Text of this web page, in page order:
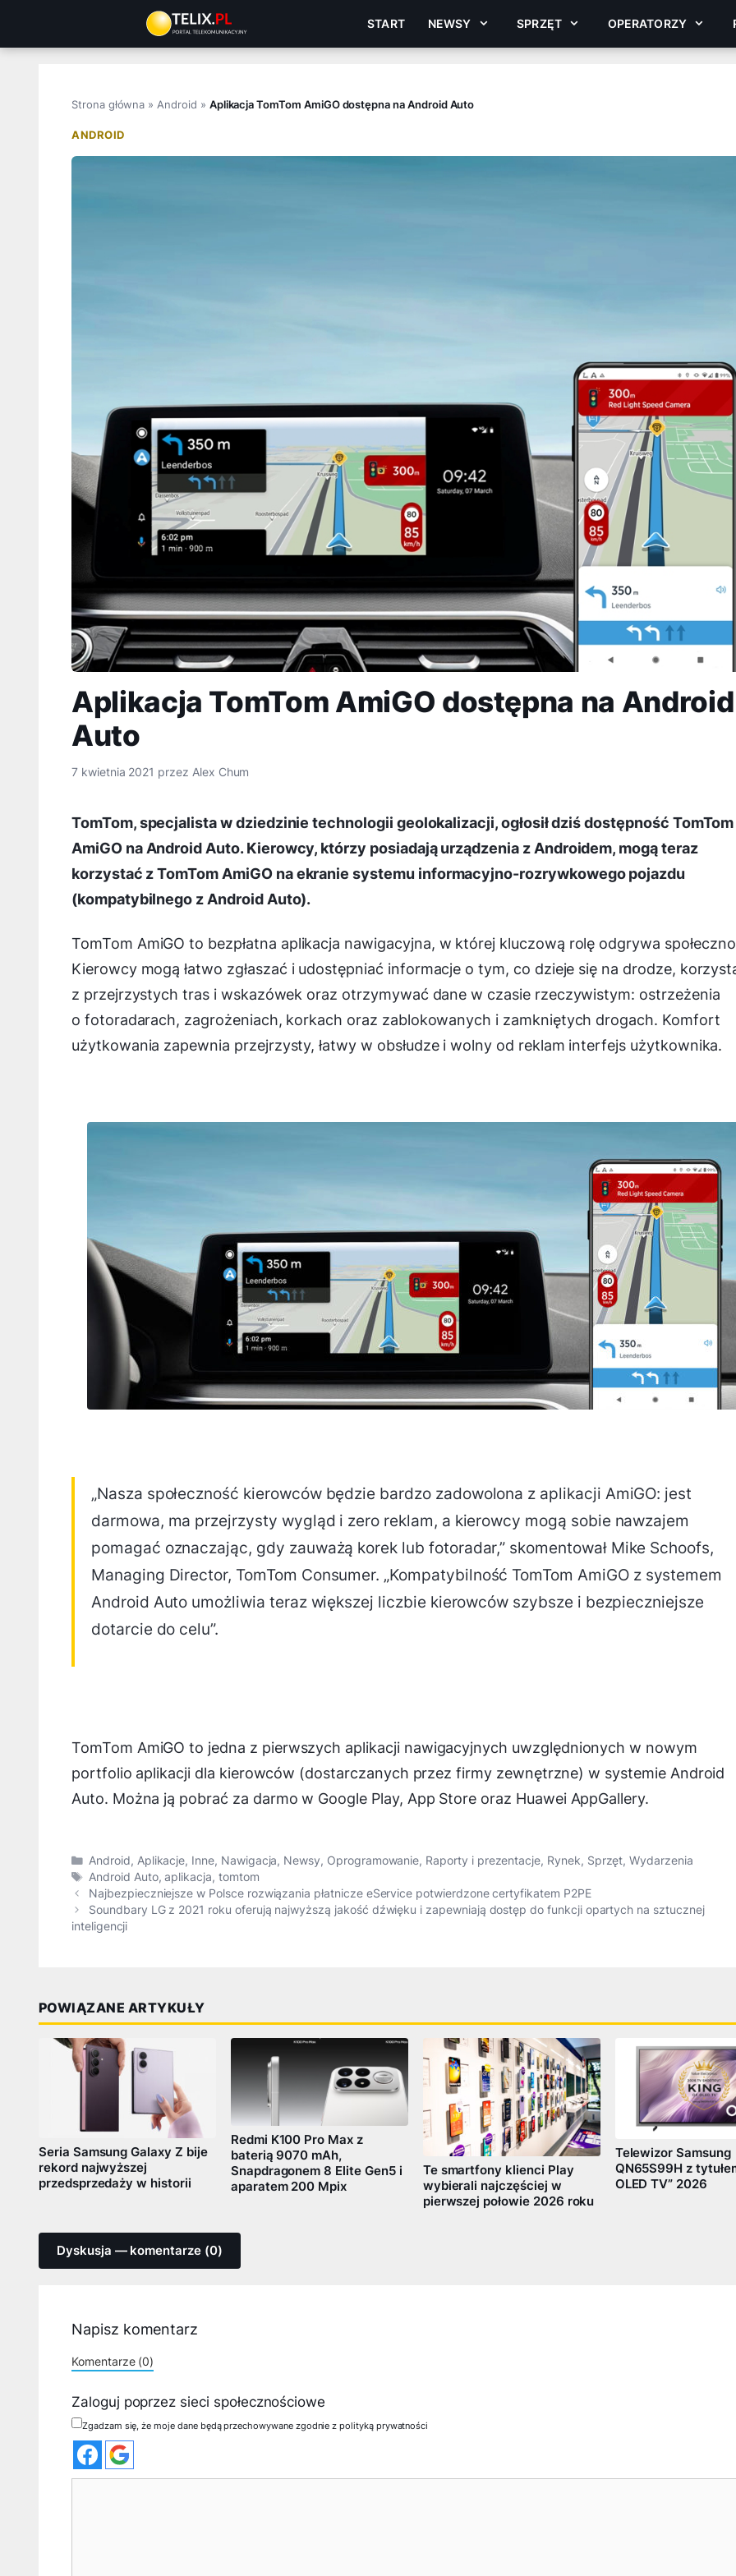
treści
START NEWSY SPRZĘT OPERATORZY
Strona główna » Android » Aplikacja TomTom AmiGO dostępna na Android Auto
ANDROID
Aplikacja TomTom AmiGO dostępna na Android
Auto
7 kwietnia 2021 przez Alex Chum
TomTom, specjalista w dziedzinie technologii geolokalizacji, ogłosił dziś dostępność TomTom
AmiGO na Android Auto. Kierowcy, którzy posiadają urządzenia z Androidem, mogą teraz
korzystać z TomTom AmiGO na ekranie systemu informacyjno-rozrywkowego pojazdu
(kompatybilnego z Android Auto).
TomTom AmiGO to bezpłatna aplikacja nawigacyjna, w której kluczową rolę odgrywa
Kierowcy mogą łatwo zgłaszać i udostępniać informacje o tym, co dzieje się na drodze,
z przejrzystych tras i wskazówek oraz otrzymywać dane w czasie rzeczywistym: ostrzeżenia
o fotoradarach, zagrożeniach, korkach oraz zablokowanych i zamkniętych drogach. Komfort
użytkowania zapewnia przejrzysty, łatwy w obsłudze i wolny od reklam interfejs użytkownika.
„Nasza społeczność kierowców będzie bardzo zadowolona z aplikacji AmiGO: jest
darmowa, ma przejrzysty wygląd i zero reklam, a kierowcy mogą sobie nawzajem
pomagać oznaczając, gdy zauważą korek lub fotoradar,” skomentował Mike Schoofs,
Managing Director, TomTom Consumer. „Kompatybilność TomTom AmiGO z systemem
Android Auto umożliwia teraz większej liczbie kierowców szybsze i bezpieczniejsze
dotarcie do celu”.
TomTom AmiGO to jedna z pierwszych aplikacji nawigacyjnych uwzględnionych w nowym
portfolio aplikacji dla kierowców (dostarczanych przez firmy zewnętrzne) w systemie Android
Auto. Można ją pobrać za darmo w Google Play, App Store oraz Huawei AppGallery.
Kategorie
Android, Aplikacje, Inne, Nawigacja, Newsy, Oprogramowanie, Raporty i prezentacje, Rynek, Sprzęt,Wydarzenia
Tagi
Android Auto,aplikacja, tomtom
Najbezpieczniejsze w Polsce rozwiązania płatnicze eService potwierdzone certyfikatem P2PE
Soundbary LG z 2021 roku oferują najwyższą jakość dźwięku i zapewniają dostęp do funkcji opartych na sztucznej
inteligencji
POWIĄZANE ARTYKUŁY
Seria Samsung Galaxy Z bije
rekord najwyższej
przedsprzedaży w historii
Redmi K100 Pro Max z
baterią 9070 mAh,
Snapdragonem 8 Elite Gen5 i
aparatem 200 Mpix
Te smartfony klienci Play
wybierali najczęściej w
pierwszej połowie 2026 roku
Telewizor Samsung
QN65S99H z
OLED TV” 2026
Dyskusja — komentarze (0)
Napisz komentarz
Komentarze (0)
Zaloguj poprzez sieci społecznościowe
Zgadzam się, że moje dane będą przechowywane zgodnie z polityką prywatności